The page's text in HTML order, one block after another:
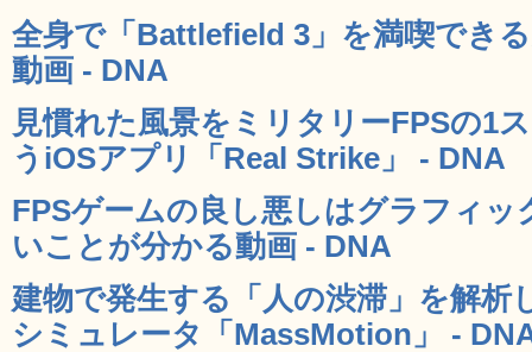
全身で「Battlefield 3」を満喫でき
動画 - DNA
見慣れた風景をミリタリーFPSの1
うiOSアプリ「Real Strike」 - DNA
FPSゲームの良し悪しはグラフィ
いことが分かる動画 - DNA
建物で発生する「人の渋滞」を解析
シミュレータ「MassMotion」 -